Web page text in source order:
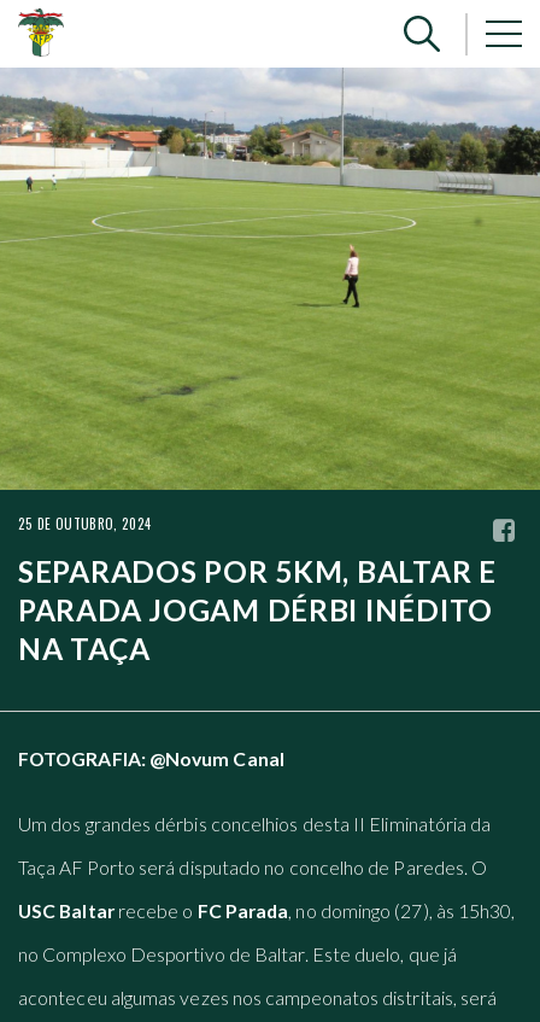
25 DE OUTUBRO, 2024
SEPARADOS POR 5KM, BALTAR E
PARADA JOGAM DÉRBI INÉDITO
NA TAÇA
FOTOGRAFIA: @Novum Canal
Um dos grandes dérbis concelhios desta II Eliminatória da
Taça AF Porto será disputado no concelho de Paredes. O
USC Baltarrecebe o FC Parada , no domingo (27), às 15h30,
no Complexo Desportivo de Baltar. Este duelo, que já
aconteceu algumas vezes nos campeonatos distritais, será